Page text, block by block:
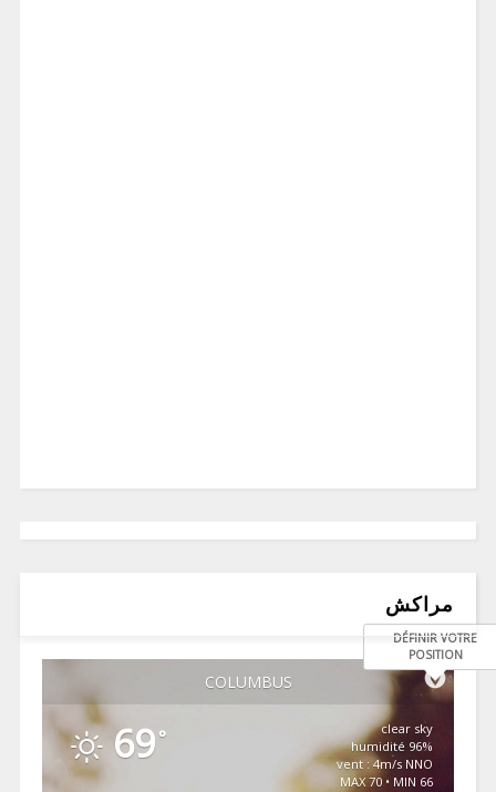
مراكش
COLUMBUS
DÉFINIR VOTRE
POSITION
69 °
clear sky
96% humidité
vent : 4m/s NNO
MAX 70 • MIN 66